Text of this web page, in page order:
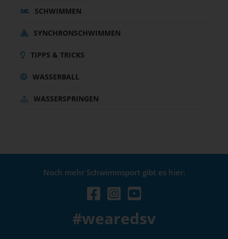
SCHWIMMEN
SYNCHRONSCHWIMMEN
TIPPS & TRICKS
WASSERBALL
WASSERSPRINGEN
Noch mehr Schwimmsport gibt es hier:
#wearedsv